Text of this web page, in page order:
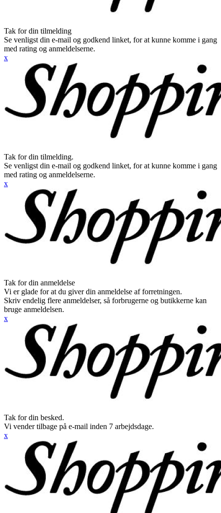
Tak for din tilmelding
Se venligst din e-mail og godkend linket, for at kunne komme i gang
med rating og anmeldelserne.
x
Tak for din tilmelding.
Se venligst din e-mail og godkend linket, for at kunne komme i gang
med rating og anmeldelserne.
x
Tak for din anmeldelse
Vi er glade for at du giver din anmeldelse af forretningen.
Skriv endelig flere anmeldelser, så forbrugerne og butikkerne kan
bruge anmeldelsen.
x
Tak for din besked.
Vi vender tilbage på e-mail inden 7 arbejdsdage.
x